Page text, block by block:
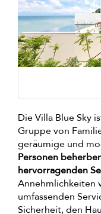
Die Villa Blue Sky
Gruppe von
geräumige und
Personen
hervorragenden
Annehmlichkeiten
umfassenden
Sicherheit, den